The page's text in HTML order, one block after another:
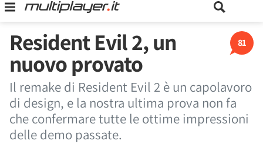
81
Resident Evil 2, un
nuovo provato
Il remake di Resident Evil 2 è un capolavoro
di design, e la nostra ultima prova non fa
che confermare tutte le ottime impressioni
delle demo passate.